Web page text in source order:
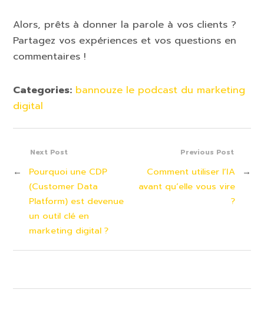
Alors, prêts à donner la parole à vos clients ?
Partagez vos expériences et vos questions en
commentaires !
Categories: bannouze le podcast du marketing
digital
Previous Post
Comment utiliser l’IA
avant qu’elle vous vire
?
→
Next Post
←
Pourquoi une CDP
(Customer Data
Platform) est devenue
un outil clé en
marketing digital ?